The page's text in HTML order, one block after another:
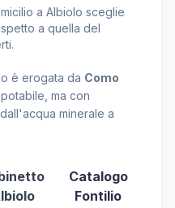
a Albiolo sceglie
a quella del
è erogata da Como
ma con
minerale a
Catalogo
Fontilio